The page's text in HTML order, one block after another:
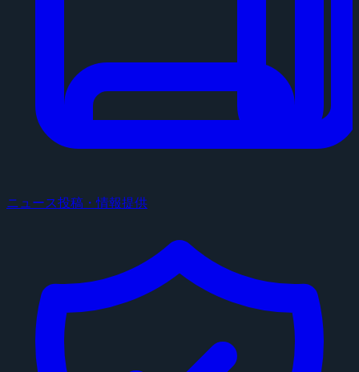
ニュース投稿・情報提供